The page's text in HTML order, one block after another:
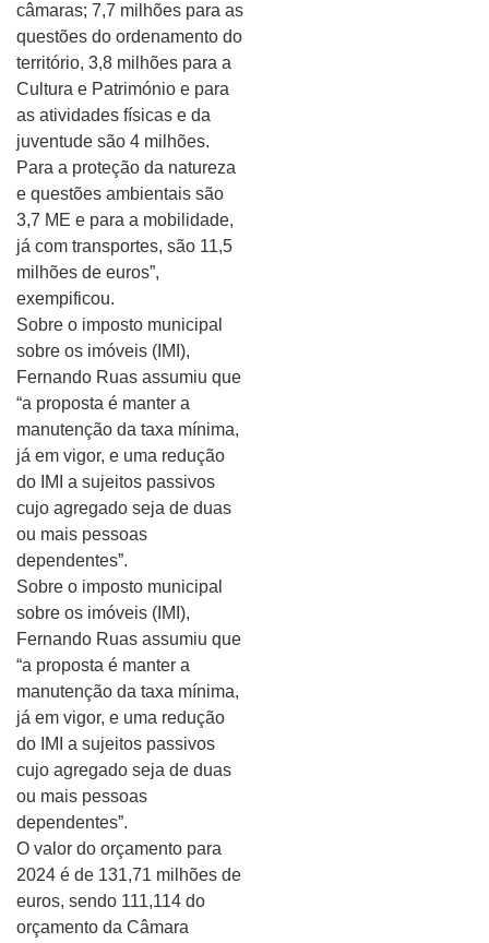
câmaras; 7,7 milhões para as
questões do ordenamento do
território, 3,8 milhões para a
Cultura e Património e para
as atividades físicas e da
juventude são 4 milhões.
Para a proteção da natureza
e questões ambientais são
3,7 ME e para a mobilidade,
já com transportes, são 11,5
milhões de euros”,
exempificou.
Sobre o imposto municipal
sobre os imóveis (IMI),
Fernando Ruas assumiu que
“a proposta é manter a
manutenção da taxa mínima,
já em vigor, e uma redução
do IMI a sujeitos passivos
cujo agregado seja de duas
ou mais pessoas
dependentes”.
Sobre o imposto municipal
sobre os imóveis (IMI),
Fernando Ruas assumiu que
“a proposta é manter a
manutenção da taxa mínima,
já em vigor, e uma redução
do IMI a sujeitos passivos
cujo agregado seja de duas
ou mais pessoas
dependentes”.
O valor do orçamento para
2024 é de 131,71 milhões de
euros, sendo 111,114 do
orçamento da Câmara